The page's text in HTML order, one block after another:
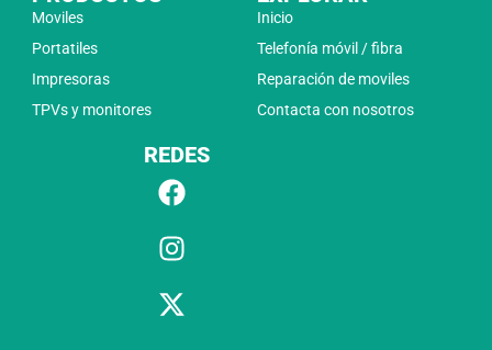
Moviles
Portatiles
Impresoras
TPVs y monitores
Inicio
Telefonía móvil / fibra
Reparación de moviles
Contacta con nosotros
REDES